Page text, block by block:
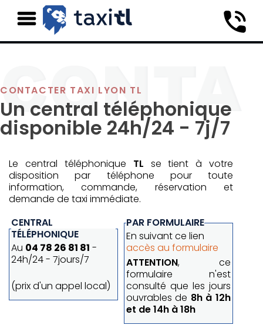
CONTACTER TAXI LYON TL
Un central téléphonique
disponible 24h/24 - 7j/7
Le central téléphonique TL se tient à votre
disposition par téléphone pour toute
information, commande, réservation et
demande de taxi immédiate.
CENTRAL
TÉLÉPHONIQUE
Au 04 78 26 81 81 -
24h/24 - 7jours/7
(prix d'un appel local)
PAR FORMULAIRE
En suivant ce lien
accès au formulaire
ATTENTION, ce
formulaire n'est
consulté que les jours
ouvrables de 8h à 12h
et de 14h à 18h